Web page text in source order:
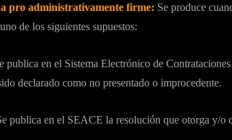
pro administrativamente firme: Se produce
de los siguientes supuestos:
publica en el Sistema Electrónico de
declarado como no presentado o improcedente.
publica en el SEACE la resolución que otorga y/o